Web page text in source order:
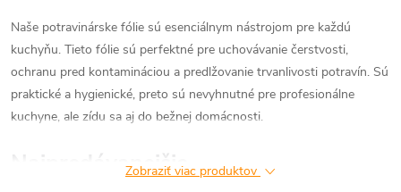
Naše potravinárske fólie sú esenciálnym nástrojom pre každú
kuchyňu. Tieto fólie sú perfektné pre uchovávanie čerstvosti,
ochranu pred kontamináciou a predlžovanie trvanlivosti potravín. Sú
praktické a hygienické, preto sú nevyhnutné pre profesionálne
kuchyne, ale zídu sa aj do bežnej domácnosti.
NajpredávanejšieZobraziť viac produktov